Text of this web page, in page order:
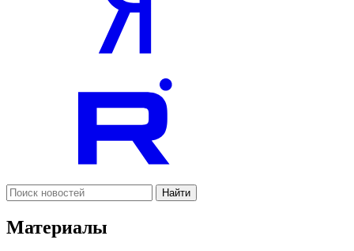
Найти
Материалы